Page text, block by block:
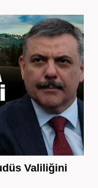
Valiliğini